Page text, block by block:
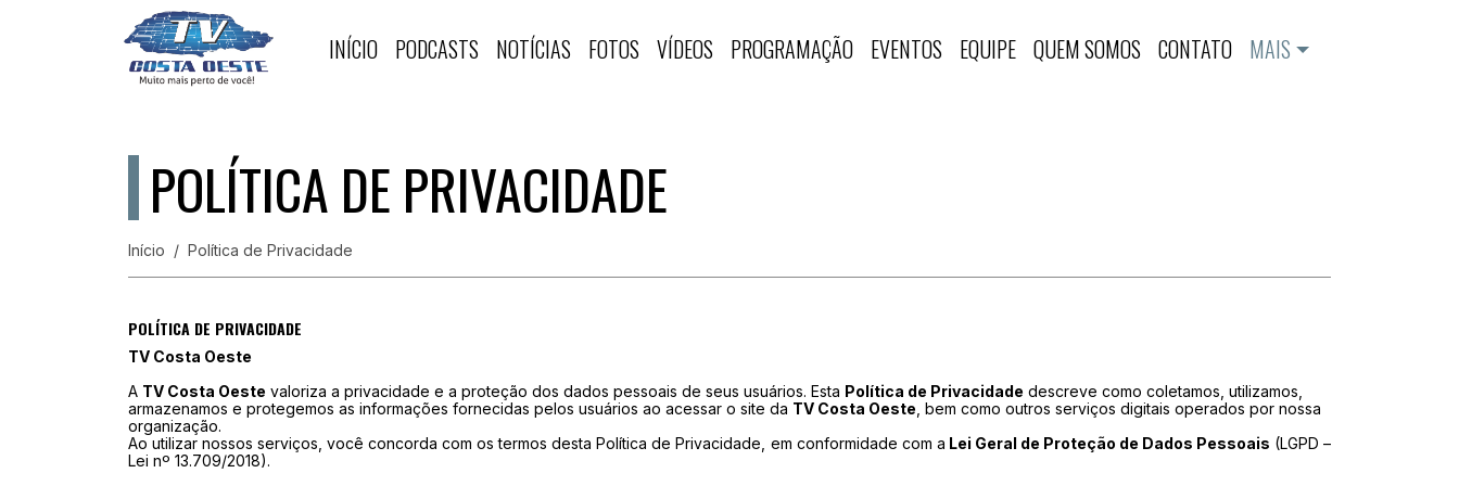
INÍCIO PODCASTS NOTÍCIAS FOTOS VÍDEOS PROGRAMAÇÃO EVENTOS EQUIPE QUEM SOMOS CONTATO MAIS
POLÍTICA DE PRIVACIDADE
Início Política de Privacidade
POLÍTICA DE PRIVACIDADE
TV Costa Oeste
A TV Costa Oeste valoriza a privacidade e a proteção dos dados pessoais de seus usuários. Esta Política de Privacidade descreve como coletamos, utilizamos,
armazenamos e protegemos as informações fornecidas pelos usuários ao acessar o site da TV Costa Oeste , bem como outros serviços digitais operados por nossa
organização.
Ao utilizar nossos serviços, você concorda com os termos desta Política de Privacidade, em conformidade com a Lei Geral de Proteção de Dados Pessoais (LGPD –
Lei nº 13.709/2018).